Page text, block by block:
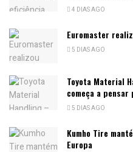
4 DIAS AGO
Euromaster
5 DIAS AGO
Toyota Material
começa a
5 DIAS AGO
Kumho Tire
Europa